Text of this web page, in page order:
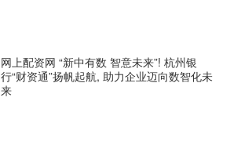
网上配资网 “新中有数 智意未来”! 杭州银
行“财资通”扬帆起航, 助力企业迈向数智化未
来